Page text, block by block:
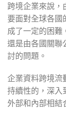
跨境企業來說，
要面對全球各國
成了一定的困難
還是由各國關聯
討的問題。
企業資料跨境流
持續性的，深入
外部和內部相結